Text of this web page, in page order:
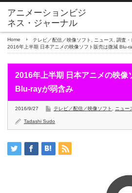
アニメーションビジ
ネス・ジャーナル
Home テレビ／配信／映像ソフト ニュース
調査・
2016年上半期 日本アニメの映像ソフト販売は微減 Blu-
2016年上半期 日本アニメの映像
Blu-rayが弱含み
2016/9/27 テレビ／配信／映像ソフト ニュー
Tadashi Sudo